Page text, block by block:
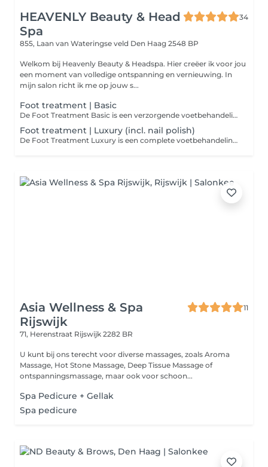
HEAVENLY Beauty & Head
Spa
34
855, Laan van Wateringse veld Den Haag 2548 BP
Welkom bij Heavenly Beauty & Headspa. Hier creëer ik voor jou
een moment van volledige ontspanning en vernieuwing. In
mijn salon richt ik me op jouw s...
Foot treatment | Basic
De Foot Treatment Basic is een verzorgende voetbehandeling gericht op het onderhouden van de huid en nagels van de voeten. Tijdens deze behandeling worden de teennagels in model gevijld, nagelriemen verzorgd en lichte eeltzones zacht behandeld. De behandeling wordt afgesloten met een hydraterende voetcrème, voor frisse, zachte en verzorgde voeten. Let op: deze behandeling bevat geen nagellak of Gellack.
Foot treatment | Luxury (incl. nail polish)
De Foot Treatment Luxury is een complete voetbehandeling voor verzorgde, frisse voeten. Teennagels worden in model gevijld, nagelriemen verzorgd en lichte eeltzones zacht verwijderd. Na een hydraterende verzorging worden de nagels gelakt met traditionele nagellak of langhoudende Gellack. De behandeling wordt afgesloten met een voedende voetcrème voor een zachte, verzorgde finish.
Asia Wellness & Spa
Rijswijk
11
71, Herenstraat Rijswijk 2282 BR
U kunt bij ons terecht voor diverse massages, zoals Aroma
Massage, Hot Stone Massage, Deep Tissue Massage of
ontspanningsmassage, maar ook voor schoon...
Spa Pedicure + Gellak
Spa pedicure